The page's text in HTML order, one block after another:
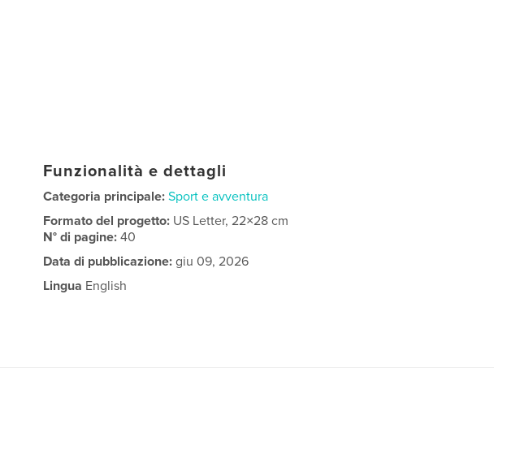
Funzionalità e dettagli
Categoria principale: Sport e avventura
Formato del progetto: US Letter, 22×28 cm
N° di pagine:40
Data di pubblicazione: giu 09, 2026
Lingua English